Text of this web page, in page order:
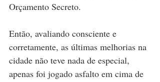
Orçamento Secreto.
Então, avaliando consciente e
corretamente, as últimas melhorias na
cidade não teve nada de especial,
apenas foi jogado asfalto em cima de